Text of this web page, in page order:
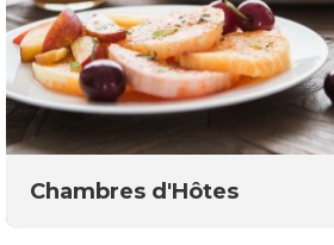
Chambres d'Hôtes